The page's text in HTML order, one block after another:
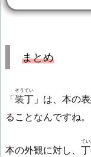
まとめ
「装丁
そうてい
」は、本の
ることなんですね。
本の外観に対し、
て